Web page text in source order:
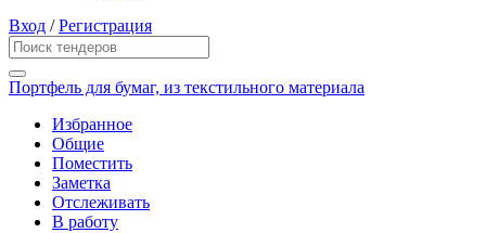
Вход /Регистрация
Портфель для бумаг, из текстильного материала
Избранное
Общие
Поместить
Заметка
Отслеживать
В работу